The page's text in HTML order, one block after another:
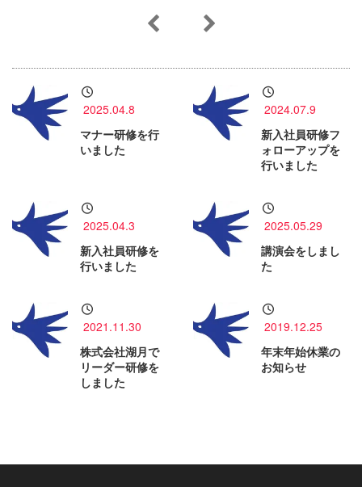
2025.04.8
マナー研修を行
いました
2024.07.9
新入社員研修フ
ォローアップを
行いました
2025.04.3
新入社員研修を
行いました
2025.05.29
講演会をしまし
た
2021.11.30
株式会社湖月で
リーダー研修を
しました
2019.12.25
年末年始休業の
お知らせ